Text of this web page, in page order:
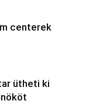
centerek
ütheti ki